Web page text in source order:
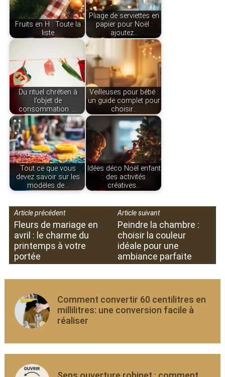
Fruits en H : Toute la
liste
Pliage de serviettes en
papier pour Noël :
ajoutez…
Du rituel chrétien à
l’objet de
consommation :…
Veilleuses pour bébé :
un guide complet pour
choisir…
Tout ce que vous
devez savoir sur les
modèles de…
Idées déco Noël enfant
: des activités
créatives…
Article précédent
Fleurs de mariage en
avril : le charme du
printemps à votre
portée
Article suivant
Peindre la chambre :
choisir la couleur
idéale pour une
ambiance parfaite
Comment convertir 60 centilitres en
millilitres: une conversion facile à
réaliser